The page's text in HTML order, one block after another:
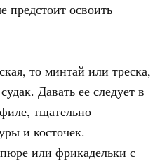
предстоит освоить
то минтай или треска,
Давать ее следует в
тщательно
и косточек.
или фрикадельки с